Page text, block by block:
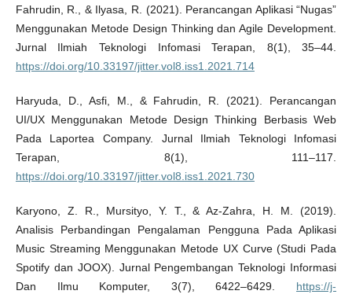
Fahrudin, R., & Ilyasa, R. (2021). Perancangan Aplikasi “Nugas”
Menggunakan Metode Design Thinking dan Agile Development.
Jurnal Ilmiah Teknologi Infomasi Terapan, 8(1), 35–44.
https://doi.org/10.33197/jitter.vol8.iss1.2021.714
Haryuda, D., Asfi, M., & Fahrudin, R. (2021). Perancangan
UI/UX Menggunakan Metode Design Thinking Berbasis Web
Pada Laportea Company. Jurnal Ilmiah Teknologi Infomasi
Terapan, 8(1), 111–117.
https://doi.org/10.33197/jitter.vol8.iss1.2021.730
Karyono, Z. R., Mursityo, Y. T., & Az-Zahra, H. M. (2019).
Analisis Perbandingan Pengalaman Pengguna Pada Aplikasi
Music Streaming Menggunakan Metode UX Curve (Studi Pada
Spotify dan JOOX). Jurnal Pengembangan Teknologi Informasi
Dan Ilmu Komputer, 3(7), 6422–6429. https://j-